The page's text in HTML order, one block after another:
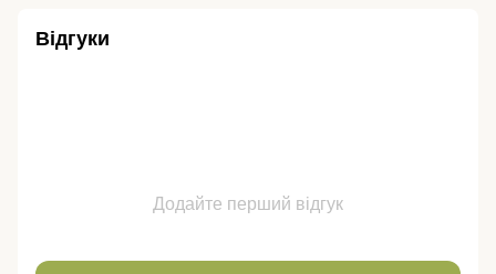
Відгуки
Додайте перший відгук